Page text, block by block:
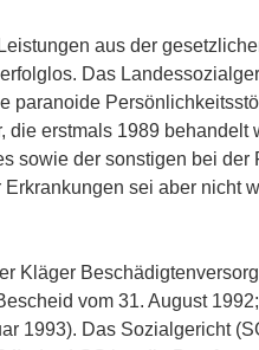
aus der
Das
paranoide
die erstmals 1989 behandelt
sowie der sonstigen bei der
sei aber nicht
Kläger
vom 31. August 1992;
1993). Das Sozialgericht